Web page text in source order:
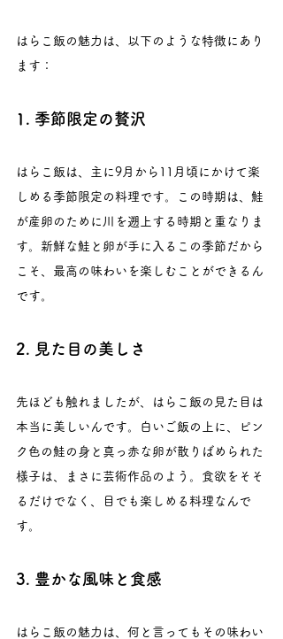
はらこ飯の魅力は、以下のような特徴にあり
ます：
1. 季節限定の贅沢
はらこ飯は、主に9月から11月頃にかけて楽
しめる季節限定の料理です。この時期は、鮭
が産卵のために川を遡上する時期と重なりま
す。新鮮な鮭と卵が手に入るこの季節だから
こそ、最高の味わいを楽しむことができるん
です。
2. 見た目の美しさ
先ほども触れましたが、はらこ飯の見た目は
本当に美しいんです。白いご飯の上に、ピン
ク色の鮭の身と真っ赤な卵が散りばめられた
様子は、まさに芸術作品のよう。食欲をそそ
るだけでなく、目でも楽しめる料理なんで
す。
3. 豊かな風味と食感
はらこ飯の魅力は、何と言ってもその味わい